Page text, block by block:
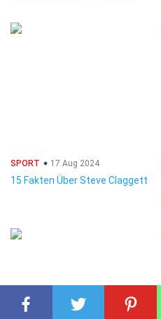
SPORT 17 Aug 2024
15 Fakten Über Steve Claggett